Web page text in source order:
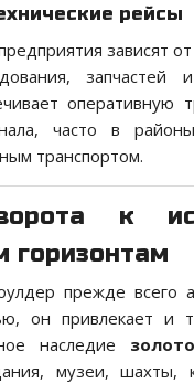
рейсы
зависят
запчастей
оперативную
часто в
транспортом.
к
горизонтам
прежде всего
он привлекает и
наследие
музеи, шахты,